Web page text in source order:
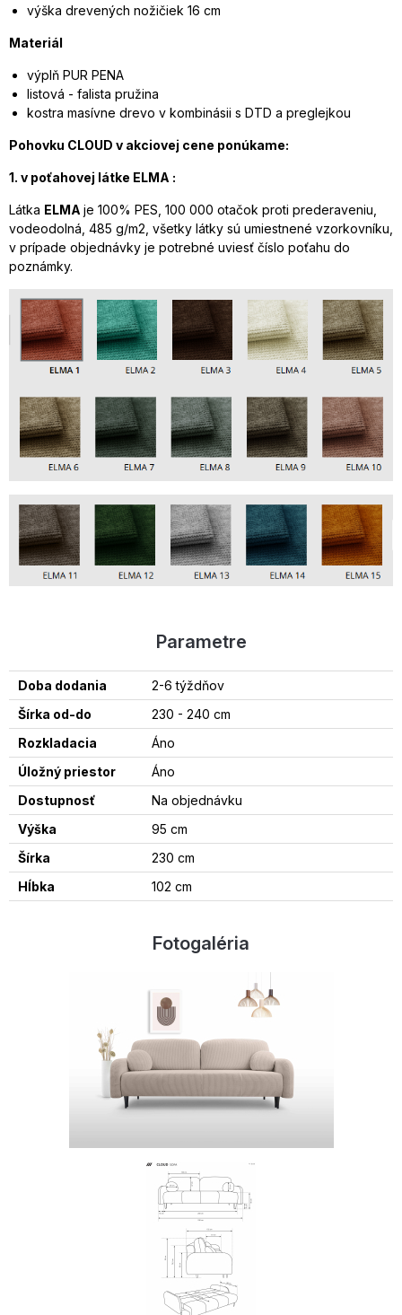
výška drevených nožičiek 16 cm
Materiál
výplň PUR PENA
listová - falista pružina
kostra masívne drevo v kombinásii s DTD a preglejkou
Pohovku CLOUD v akciovej cene ponúkame:
1. v poťahovej látke ELMA :
Látka ELMA je 100% PES, 100 000 otačok proti prederaveniu,
vodeodolná, 485 g/m2, všetky látky sú umiestnené vzorkovníku,
v prípade objednávky je potrebné uviesť číslo poťahu do
poznámky.
Parametre
Doba dodania
2-6 týždňov
Šírka od-do
230 - 240 cm
Rozkladacia
Áno
Úložný priestor
Áno
Dostupnosť
Na objednávku
Výška
95 cm
Šírka
230 cm
Hĺbka
102 cm
Fotogaléria